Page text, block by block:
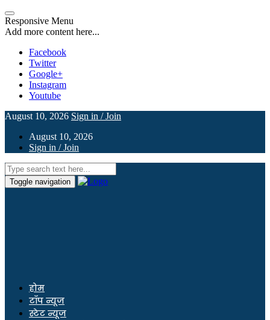
Responsive Menu
Add more content here...
Facebook
Twitter
Google+
Instagram
Youtube
August 10, 2026 Sign in / Join
August 10, 2026
Sign in / Join
Toggle navigation
होम
टॉप न्यूज
स्टेट न्यूज